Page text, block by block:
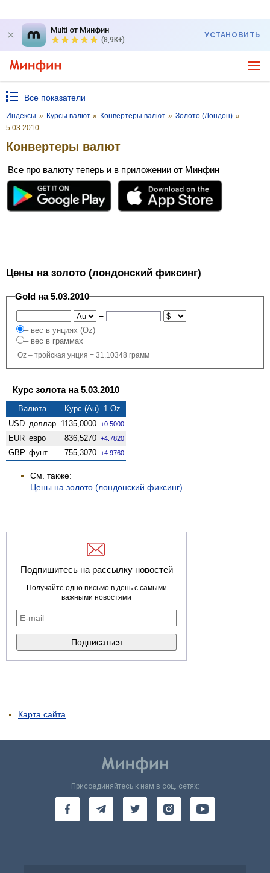
Multi от Минфин
(8,9K+)
УСТАНОВИТЬ
Все показатели
Индексы » Курсы валют » Конвертеры валют » Золото (Лондон) »
5.03.2010
Конвертеры валют
Все про валюту теперь и в приложении от Минфин
Цены на золото (лондонский фиксинг)
Gold на 5.03.2010
=
– вес в унциях (Oz)
– вес в граммах
Oz – тройская унция = 31.10348 грамм
Курс золота на 5.03.2010
Валюта
Курс (Au) 1 Oz
USD доллар 1135,0000 +0.5000
EUR евро 836,5270 +4.7820
GBP фунт 755,3070 +4.9760
См. также:
Цены на золото (лондонский фиксинг)
Подпишитесь на рассылку новостей
Получайте одно письмо в день с самыми
важными новостями
Карта сайта
Присоединяйтесь к нам в соц. сетях: